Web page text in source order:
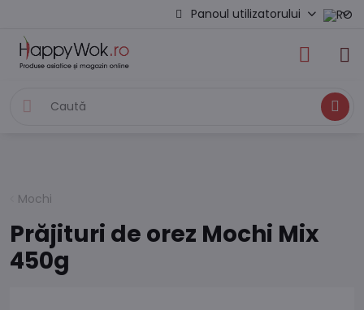
Panoul utilizatorului
Caută
Mochi
Prăjituri de orez Mochi Mix
450g